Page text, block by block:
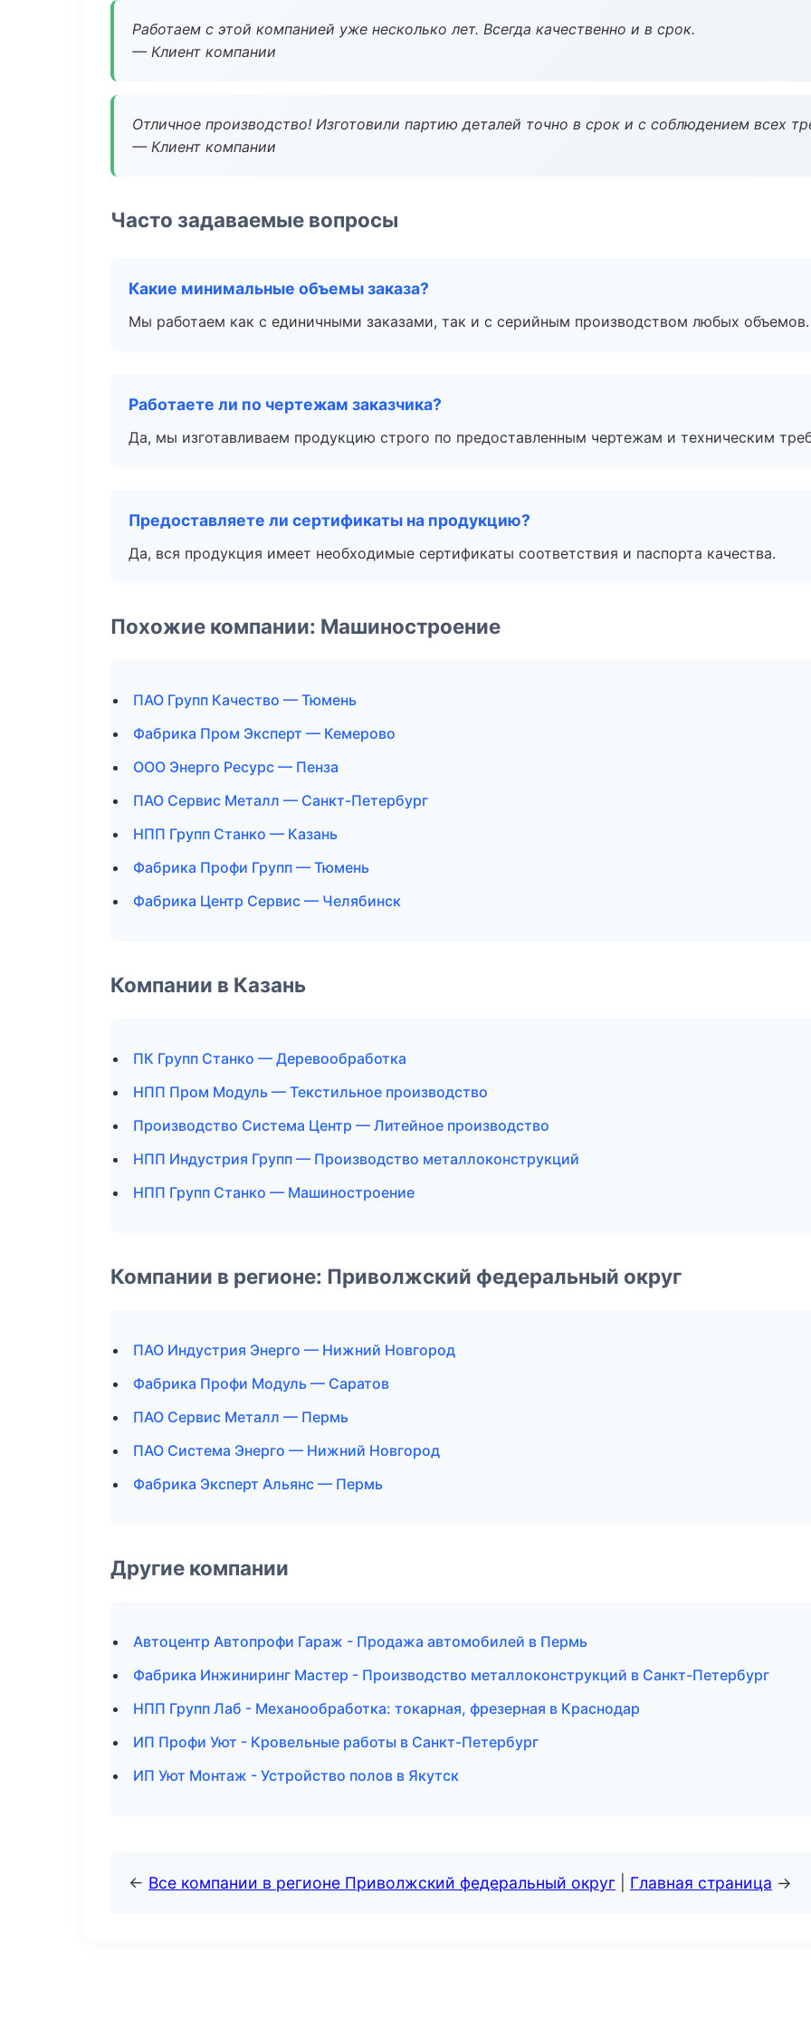
Работаем с этой компанией уже несколько лет. Всегда качественно и в срок.
— Клиент компании
Отличное производство! Изготовили партию деталей точно в срок и с соблюдением всех
— Клиент компании
Часто задаваемые вопросы
Какие минимальные объемы заказа?
Мы работаем как с единичными заказами, так и с серийным производством любых объемов.
Работаете ли по чертежам заказчика?
Да, мы изготавливаем продукцию строго по предоставленным чертежам и техническим
Предоставляете ли сертификаты на продукцию?
Да, вся продукция имеет необходимые сертификаты соответствия и паспорта качества.
Похожие компании: Машиностроение
ПАО Групп Качество — Тюмень
Фабрика Пром Эксперт — Кемерово
ООО Энерго Ресурс — Пенза
ПАО Сервис Металл — Санкт-Петербург
НПП Групп Станко — Казань
Фабрика Профи Групп — Тюмень
Фабрика Центр Сервис — Челябинск
Компании в Казань
ПК Групп Станко — Деревообработка
НПП Пром Модуль — Текстильное производство
Производство Система Центр — Литейное производство
НПП Индустрия Групп — Производство металлоконструкций
НПП Групп Станко — Машиностроение
Компании в регионе: Приволжский федеральный округ
ПАО Индустрия Энерго — Нижний Новгород
Фабрика Профи Модуль — Саратов
ПАО Сервис Металл — Пермь
ПАО Система Энерго — Нижний Новгород
Фабрика Эксперт Альянс — Пермь
Другие компании
Автоцентр Автопрофи Гараж - Продажа автомобилей в Пермь
Фабрика Инжиниринг Мастер - Производство металлоконструкций в Санкт-Петербург
НПП Групп Лаб - Механообработка: токарная, фрезерная в Краснодар
ИП Профи Уют - Кровельные работы в Санкт-Петербург
ИП Уют Монтаж - Устройство полов в Якутск
← Все компании в регионе Приволжский федеральный округ Главная страница →